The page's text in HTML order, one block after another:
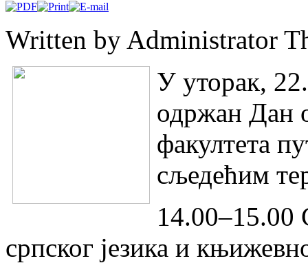
Written by Administrator
У уторак,
одржан Дан
факултета
сљедећим
14.00–15.00
српског језика и